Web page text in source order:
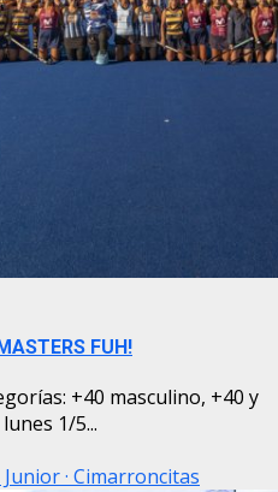
FUH!
+40 masculino, +40 y
1/5...
· Cimarroncitas